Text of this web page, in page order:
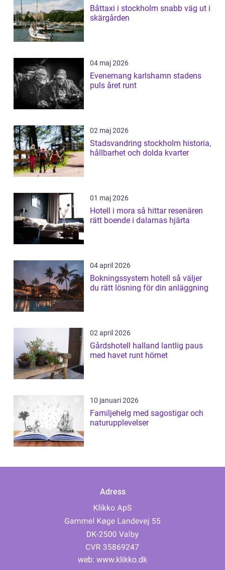
Båttaxi i stockholm snabb väg ut i
skärgården
04 maj 2026
Evenemang karlshamn stadens
puls året runt
02 maj 2026
Stadsvandring stockholm historia,
hållbarhet och dolda kvarter
01 maj 2026
Hotell i mora så hittar resenären
rätt boende i dalarnas hjärta
04 april 2026
Bokningssystem hotell så väljer
du rätt lösning för din anläggning
02 april 2026
Gårdshotell halland lantlig paus
med havet runt hörnet
10 januari 2026
Familjehelg med sagostigar och
naturupplevelser
Adress
web: www.klikko.dk